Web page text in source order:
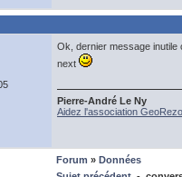
Ok, dernier message inutile
next
Pierre-André Le Ny
Aidez l'association
Forum » Données